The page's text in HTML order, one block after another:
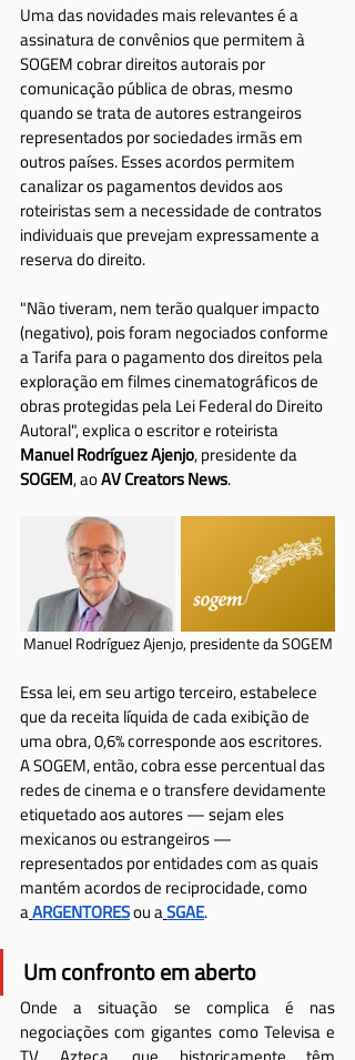
Uma das novidades mais relevantes é a
assinatura de convênios que permitem à
SOGEM cobrar direitos autorais por
comunicação pública de obras, mesmo
quando se trata de autores estrangeiros
representados por sociedades irmãs em
outros países. Esses acordos permitem
canalizar os pagamentos devidos aos
roteiristas sem a necessidade de contratos
individuais que prevejam expressamente a
reserva do direito.
"Não tiveram, nem terão qualquer impacto
(negativo), pois foram negociados conforme
a Tarifa para o pagamento dos direitos pela
exploração em filmes cinematográficos de
obras protegidas pela Lei Federal do Direito
Autoral", explica o escritor e roteirista
Manuel Rodríguez Ajenjo, presidente da
SOGEM, ao AV Creators News.
Manuel Rodríguez Ajenjo, presidente da SOGEM
Essa lei, em seu artigo terceiro, estabelece
que da receita líquida de cada exibição de
uma obra, 0,6% corresponde aos escritores.
A SOGEM, então, cobra esse percentual das
redes de cinema e o transfere devidamente
etiquetado aos autores — sejam eles
mexicanos ou estrangeiros —
representados por entidades com as quais
mantém acordos de reciprocidade, como
aARGENTORES ou aSGAE.
Um confronto em aberto
Onde a situação se complica é nas
negociações com gigantes como Televisa e